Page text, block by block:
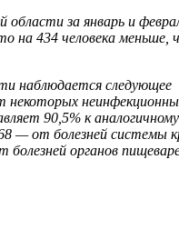
за январь и
на 434 человека меньше,
наблюдается следующее
некоторых
90,5% к
— от болезней системы
органов